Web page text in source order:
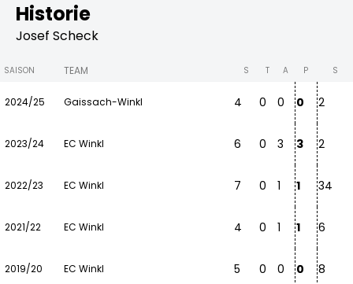
Historie
Josef Scheck
SAISON TEAM S T A P S
2024/25 Gaissach-Winkl 4 0 0 0 2
2023/24 EC Winkl 6 0 3 3 2
2022/23 EC Winkl 7 0 1 1 34
2021/22 EC Winkl 4 0 1 1 6
2019/20 EC Winkl 5 0 0 0 8